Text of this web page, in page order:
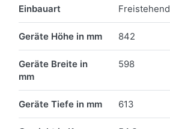
Einbauart Freistehend
Geräte Höhe in mm 842
Geräte Breite in
mm
598
Geräte Tiefe in mm 613